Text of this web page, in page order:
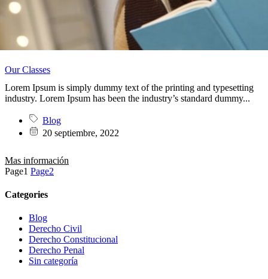
Our Classes
Lorem Ipsum is simply dummy text of the printing and typesetting
industry. Lorem Ipsum has been the industry’s standard dummy...
Blog
20 septiembre, 2022
Mas información
Page1 Page2
Categories
Blog
Derecho Civil
Derecho Constitucional
Derecho Penal
Sin categoría